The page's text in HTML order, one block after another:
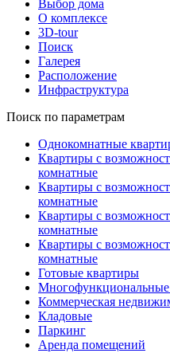
Выбор дома
О комплексе
3D-tour
Поиск
Галерея
Расположение
Инфраструктура
Поиск по параметрам
Однокомнатные
Квартиры с
комнатные
Квартиры с
комнатные
Квартиры с
комнатные
Квартиры с
комнатные
Готовые квартиры
Коммерческая
Кладовые
Паркинг
Аренда помещений